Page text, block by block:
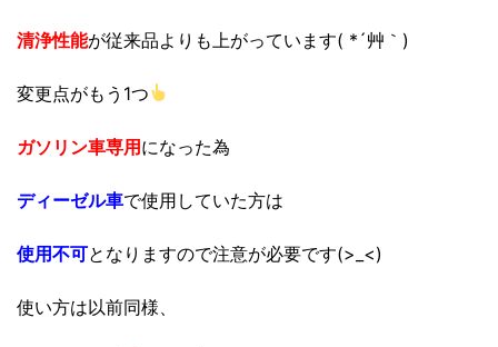
清浄性能が従来品よりも上がっています( *´艸｀)
変更点がもう1つ
ガソリン車専用になった為
ディーゼル車で使用していた方は
使用不可となりますので注意が必要です(>_<)
使い方は以前同様、